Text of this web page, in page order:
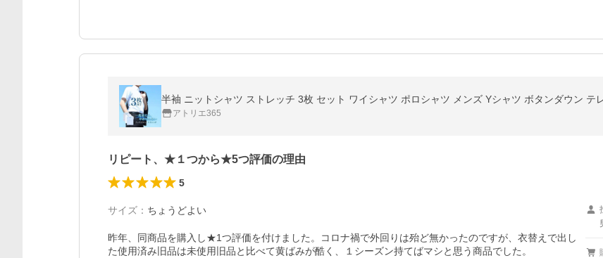
アトリエ365
リピート、★１つから★5つ評価の理由
5
サイズ ： ちょうどよい
昨年、同商品を購入し★1つ評価を付けました。コロナ禍で外回りは殆ど無かったのですが、衣替えで出し
た使用済み旧品は未使用旧品と比べて黄ばみが酷く、１シーズン持てばマシと思う商品でした。